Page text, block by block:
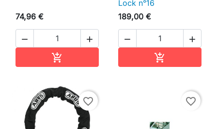
74,96 €
 

Lock n°16
189,00 €
 

favorite_border favorite_border